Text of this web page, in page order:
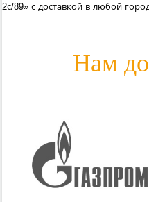
2с/89» с доставкой в любой
Нам